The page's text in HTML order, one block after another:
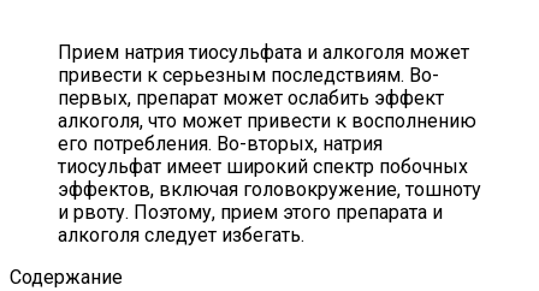
Прием натрия тиосульфата и алкоголя может
привести к серьезным последствиям. Во-
первых, препарат может ослабить эффект
алкоголя, что может привести к восполнению
его потребления. Во-вторых, натрия
тиосульфат имеет широкий спектр побочных
эффектов, включая головокружение, тошноту
и рвоту. Поэтому, прием этого препарата и
алкоголя следует избегать.
Содержание